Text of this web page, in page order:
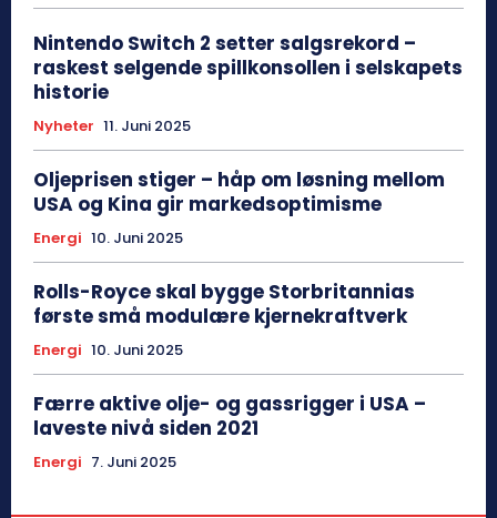
Nintendo Switch 2 setter salgsrekord –
raskest selgende spillkonsollen i selskapets
historie
Nyheter 11. Juni 2025
Oljeprisen stiger – håp om løsning mellom
USA og Kina gir markedsoptimisme
Energi 10. Juni 2025
Rolls-Royce skal bygge Storbritannias
første små modulære kjernekraftverk
Energi 10. Juni 2025
Færre aktive olje- og gassrigger i USA –
laveste nivå siden 2021
Energi 7. Juni 2025